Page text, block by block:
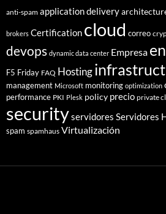
anti-spam application delivery
brokers Certification cloud correo
devops dynamic data center Empresa
F5 Friday FAQ Hosting
management Microsoft monitoring optimization
performance PKI Plesk policy precio private
securityservidores Servidores
spam spamhaus Virtualización